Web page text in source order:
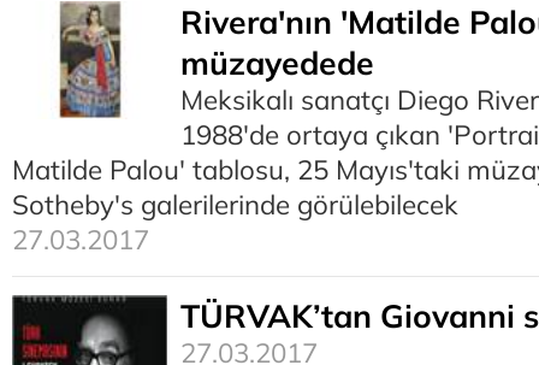
Rivera'nın 'Matilde
müzayedede
Meksikalı sanatçı Diego
1988'de ortaya çıkan
Matilde Palou' tablosu, 25 Mayıs'taki
Sotheby's galerilerinde görülebilecek
27.03.2017
TÜRVAK’tan Giovanni
27.03.2017